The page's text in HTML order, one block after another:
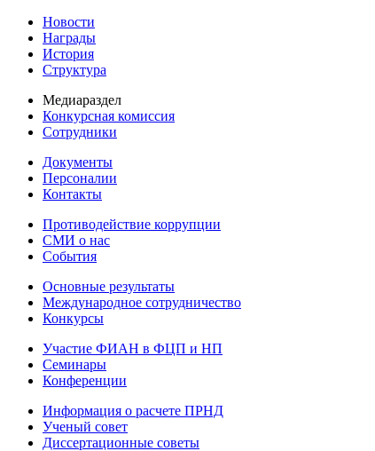
Новости
Награды
История
Структура
Медиараздел
Конкурсная комиссия
Сотрудники
Документы
Персоналии
Контакты
Противодействие коррупции
СМИ о нас
События
Основные результаты
Международное сотрудничество
Конкурсы
Участие ФИАН в ФЦП и НП
Семинары
Конференции
Информация о расчете ПРНД
Ученый совет
Диссертационные советы